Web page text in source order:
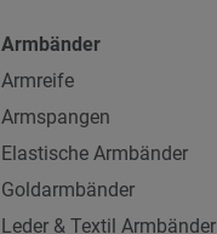
Armbänder
Armreife
Armspangen
Elastische Armbänder
Goldarmbänder
Leder & Textil Armbänder